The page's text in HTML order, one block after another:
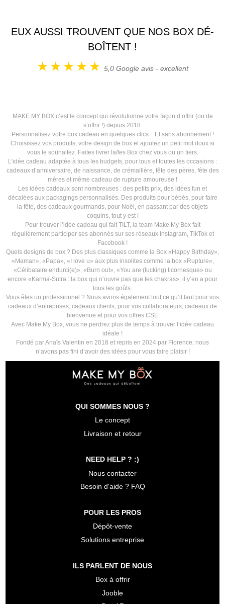
EUX AUSSI TROUVENT QUE NOS BOX DÉ-
BOÎTENT !
5,0 Google avis - excellent
MAKE MY BOX c’est le concept qui révolutionne votre façon d’offrir (ou de
s’offrir !) depuis 2018.
Personnalisez votre box cadeau en quelques clics... Et sans abonnement !
Choisissez vos produits, votre design de box et ajoutez un petit mot doux si
vous le souhaitez. Faites livrer la/les Box chez vous ou un tiers.
L’idée cadeau adaptée à tous les budgets, pour tous et toutes les occasions :
cadeaux d’anniversaire, de naissance, de crémaillère, fête des pères, fête des
mères et même cadeau de rupture amoureuse !
Les idées cadeaux sont nombreuses : des petits prix, des idées fun et
décalées aux packagings personnalisés. Des produits pour bébés, pour faire
la fête, des cadeaux gourmands, pour Noël, en passant par des objets
coquins, tout y est !
Pour trouver l’idée cadeau qui fait TILT, la team Make My Box fait
régulièrement participer ses abonnés sur ses réseaux Instagram, TikTok et
Facebook !
Quels designs de box ? Des plus classiques comme la Box «Happy Birthday»,
«Maman», «Papa», «I love u» aux plus insolites comme la box «Rupture»,
«Célibataire endurci(e)», «Burn out», «You are (fucking) licornesque» ou
encore «Karma-Sutra : la box qui n’ouvre pas que tes chakras», il y’en a pour
tous les goûts.
Vous êtes un professionnel ? Nous avons également tout ce qu’il faut pour vos
cadeaux d’entreprises, cadeaux clients, pour vos collaborateurs, cadeaux de
bienvenue et pour vos offres CSE
Avec Make My Box, vous ne perdrez plus de temps à trouver l’idée cadeau
idéale !
Fondé par Anaïs Valentin en 2018 et repris en 2024 par Florence, nous
n’avons pas fini d’avoir des idées pour vous faire plaisir !
QUI SOMMES NOUS ?
Le concept
Livraison et retour
NEED HELP ? :)
Nous contacter
Besoin d'aide ? FAQ
POUR LES PROS
Dépôt-vente
Solutions entreprise
ILS PARLENT DE NOUS
Box à offrir
Jooble